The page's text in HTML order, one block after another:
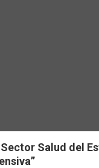
Sector Salud del